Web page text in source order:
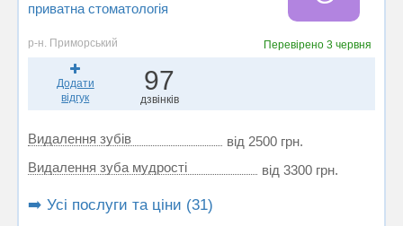
приватна стоматологія
р-н. Приморський Перевірено 3 червня
Додати
відгук
97
дзвінків
Видалення зубів
від 2500 грн.
Видалення зуба мудрості
від 3300 грн.
➡️ Усі послуги та ціни (31)